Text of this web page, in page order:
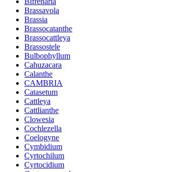
Brassavola
Brassia
Brassocatanthe
Brassocattleya
Brassostele
Bulbophyllum
Cahuzacara
Calanthe
CAMBRIA
Catasetum
Cattleya
Cattlianthe
Clowesia
Cochlezella
Coelogyne
Cymbidium
Cyrtochilum
Cyrtocidium